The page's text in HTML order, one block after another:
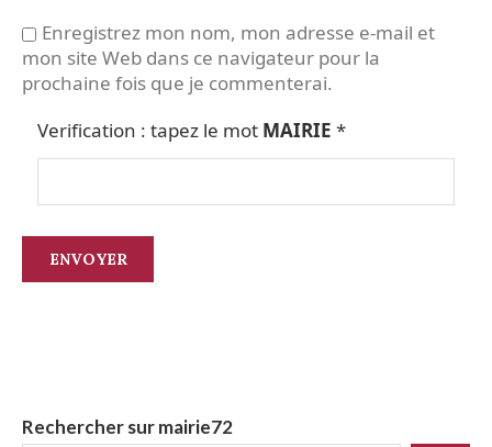
Enregistrez mon nom, mon adresse e-mail et
mon site Web dans ce navigateur pour la
prochaine fois que je commenterai.
Verification : tapez le mot MAIRIE *
Rechercher sur mairie72